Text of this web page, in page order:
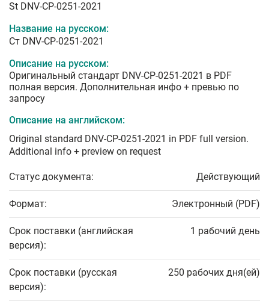
St DNV-CP-0251-2021
Название на русском:
Ст DNV-CP-0251-2021
Описание на русском:
Оригинальный стандарт DNV-CP-0251-2021 в PDF
полная версия. Дополнительная инфо + превью по
запросу
Описание на английском:
Original standard DNV-CP-0251-2021 in PDF full version.
Additional info + preview on request
Статус документа: Действующий
Формат: Электронный (PDF)
Срок поставки (английская
версия):
1 рабочий день
Срок поставки (русская
версия):
250 рабочих дня(ей)